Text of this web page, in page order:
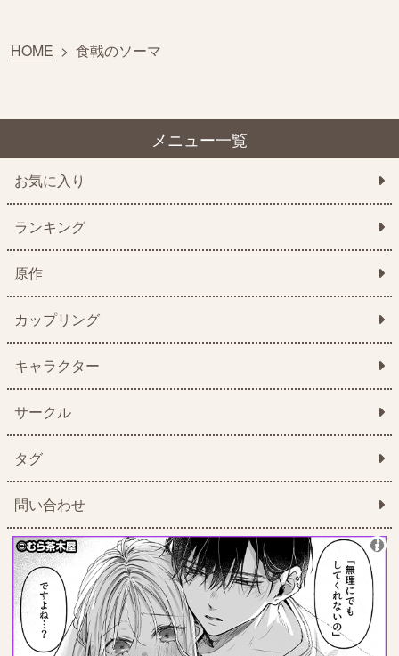
HOME > 食戟のソーマ
メニュー一覧
お気に入り
ランキング
原作
カップリング
キャラクター
サークル
タグ
問い合わせ